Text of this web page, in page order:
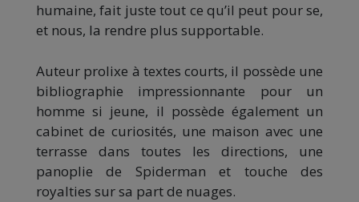
humaine, fait juste tout ce qu’il peut pour se,
et nous, la rendre plus supportable.
Auteur prolixe à textes courts, il possède une
bibliographie impressionnante pour un
homme si jeune, il possède également un
cabinet de curiosités, une maison avec une
terrasse dans toutes les directions, une
panoplie de Spiderman et touche des
royalties sur sa part de nuages.